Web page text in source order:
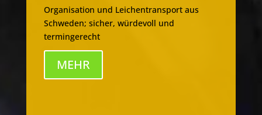
Organisation und Leichentransport aus
Schweden; sicher, würdevoll und
termingerecht
MEHR